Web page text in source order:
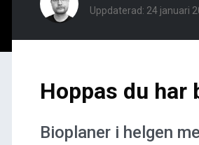
Uppdaterad: 24 januari
Hoppas du har
Bioplaner i helgen